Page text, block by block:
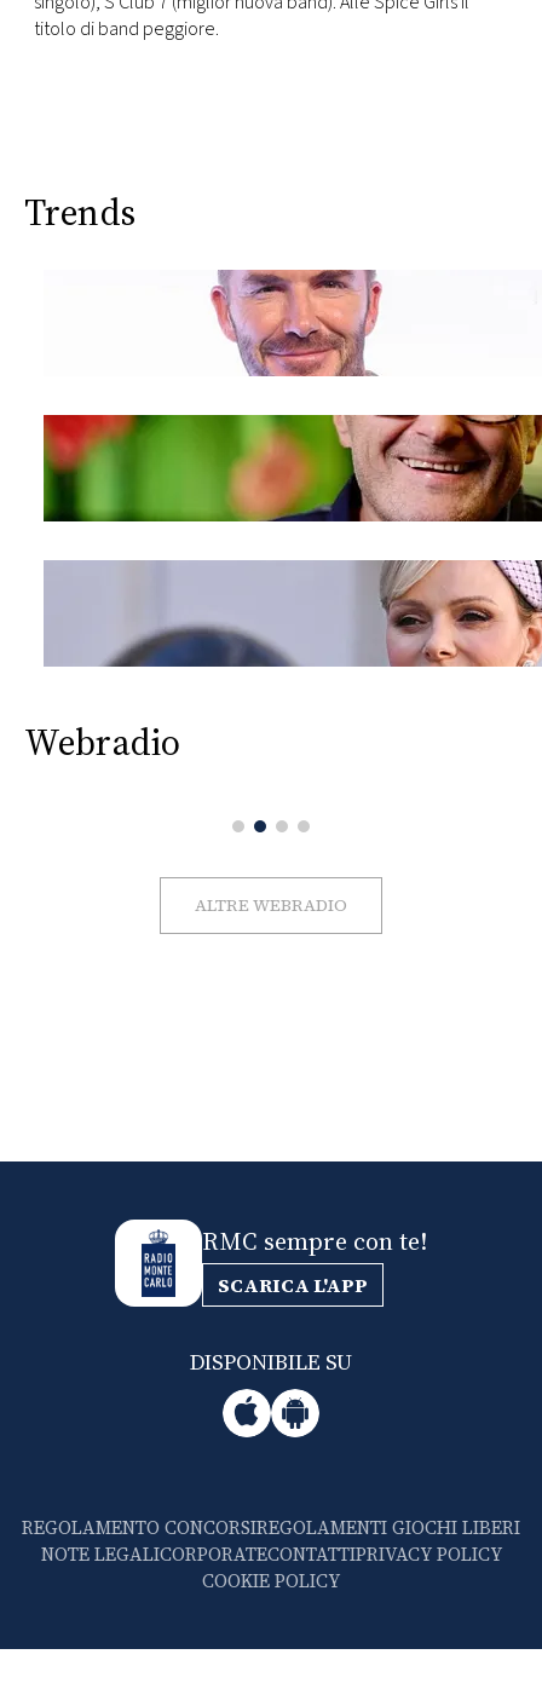
CONSIGLIA
titolo di band peggiore.
Trends
Webradio
ALTRE WEBRADIO
RMC sempre con te!
SCARICA L'APP
DISPONIBILE SU
REGOLAMENTO CONCORSIREGOLAMENTI GIOCHI LIBERI
NOTE LEGALICORPORATECONTATTIPRIVACY POLICY
COOKIE POLICY